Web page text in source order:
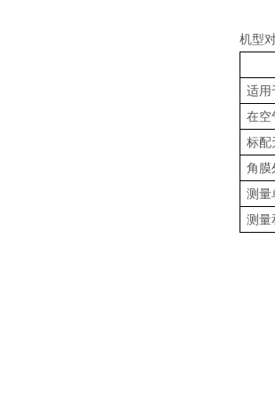
机型
适用
在空
标配
角膜
测量
测量